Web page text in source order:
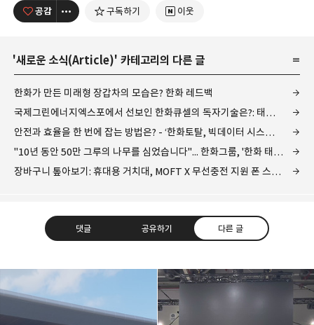
공감 구독하기 이웃
'새로운 소식(Article)' 카테고리의 다른 글
한화가 만든 미래형 장갑차의 모습은? 한화 레드백
국제그린에너지엑스포에서 선보인 한화큐셀의 독자기술은?: 태양광 발전 기술 개념잡기
안전과 효율을 한 번에 잡는 방법은? - ‘한화토탈, 빅데이터 시스템’ 구축
"10년 동안 50만 그루의 나무를 심었습니다"... 한화그룹, '한화 태양의 숲' 캠페인
장바구니 톺아보기: 휴대용 거치대, MOFT X 무선충전 지원 폰 스탠드
댓글 공유하기 다른 글